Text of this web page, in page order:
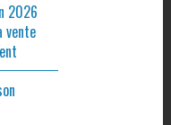
2026
vente